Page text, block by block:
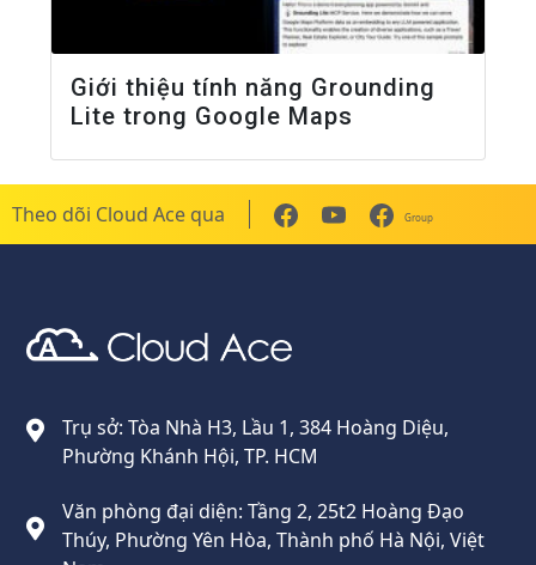
Giới thiệu tính năng Grounding
Lite trong Google Maps
Theo dõi Cloud Ace qua Group
Trụ sở: Tòa Nhà H3, Lầu 1, 384 Hoàng Diệu,
Phường Khánh Hội, TP. HCM
Văn phòng đại diện: Tầng 2, 25t2 Hoàng Đạo
Thúy, Phường Yên Hòa, Thành phố Hà Nội, Việt